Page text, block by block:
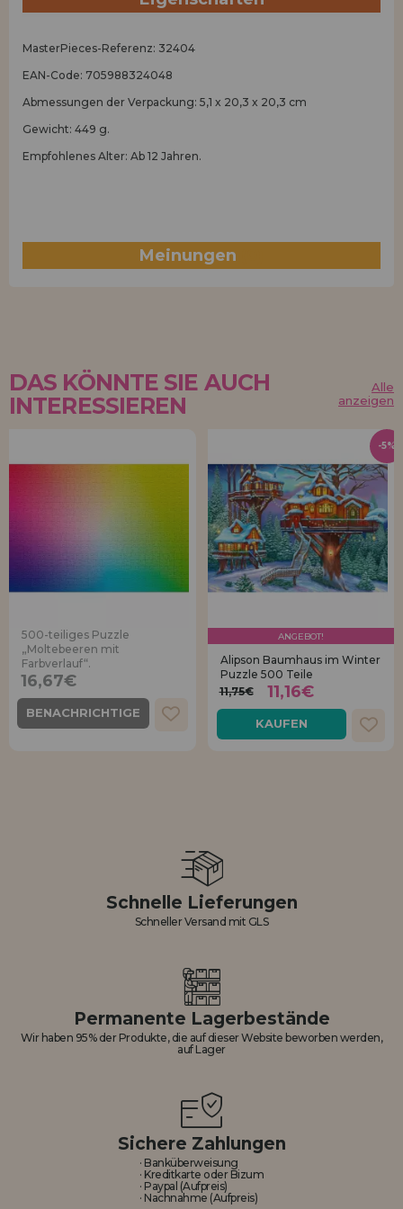
MasterPieces-Referenz: 32404
EAN-Code: 705988324048
Abmessungen der Verpackung: 5,1 x 20,3 x 20,3 cm
Gewicht: 449 g.
Empfohlenes Alter: Ab 12 Jahren.
Meinungen
DAS KÖNNTE SIE AUCH
INTERESSIEREN
Alle
anzeigen
500-teiliges Puzzle
„Moltebeeren mit
Farbverlauf“.
16,67€
BENACHRICHTIGE
ANGEBOT!
Alipson Baumhaus im Winter
Puzzle 500 Teile
11,75€
11,16€
KAUFEN
-5%
Schnelle Lieferungen
Schneller Versand mit GLS
Permanente Lagerbestände
Wir haben 95% der Produkte, die auf dieser Website beworben werden,
auf Lager
Sichere Zahlungen
· Banküberweisung
· Kreditkarte oder Bizum
· Paypal (Aufpreis)
· Nachnahme (Aufpreis)